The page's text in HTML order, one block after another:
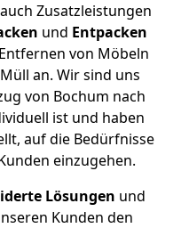
Zusatzleistungen
und Entpacken
von Möbeln
an. Wir sind uns
von Bochum nach
ist und haben
auf die Bedürfnisse
einzugehen.
Lösungen und
Kunden den